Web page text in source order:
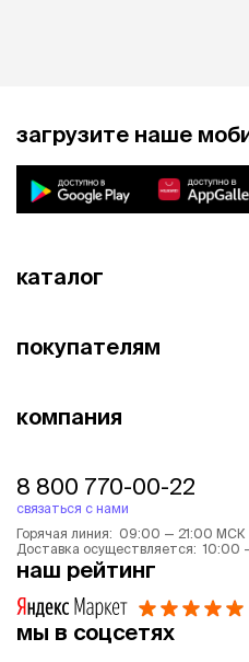
загрузите наше
каталог
покупателям
компания
8 800 770-00-22
связаться с нами
Горячая линия: 09:00 — 21:00 МСК
Доставка осуществляется: 10:00
наш рейтинг
мы в соцсетях